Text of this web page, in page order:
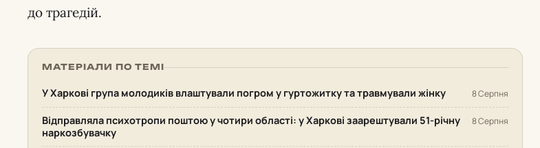
до трагедій.
МАТЕРІАЛИ ПО ТЕМІ
У Харкові група молодиків влаштували погром у гуртожитку та травмували жінку 8 Серпня
Відправляла психотропи поштою у чотири області: у Харкові заарештували 51-річну
наркозбувачку
8 Серпня